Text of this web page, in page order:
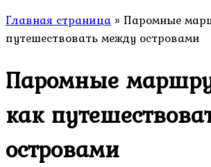
Главная страница » Паромные
путешествовать между островами
Паромные
как
островами